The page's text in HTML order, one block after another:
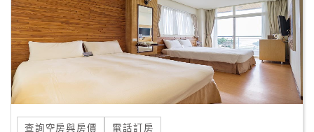
伴
計
劃
品
查詢空房與房價 電話訂房